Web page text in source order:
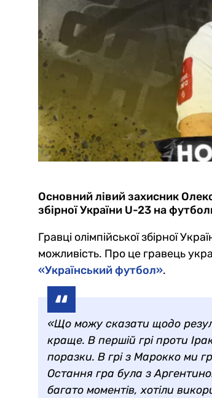
Основний лівий захисник
збірної України U-23 на
Гравці олімпійської збірної
можливість. Про це гравець
«Український футбол».
«Що можу сказати щодо
краще. В першій грі проти
поразки. В грі з Марокко ми
Остання гра була з
багато моментів, хотіли